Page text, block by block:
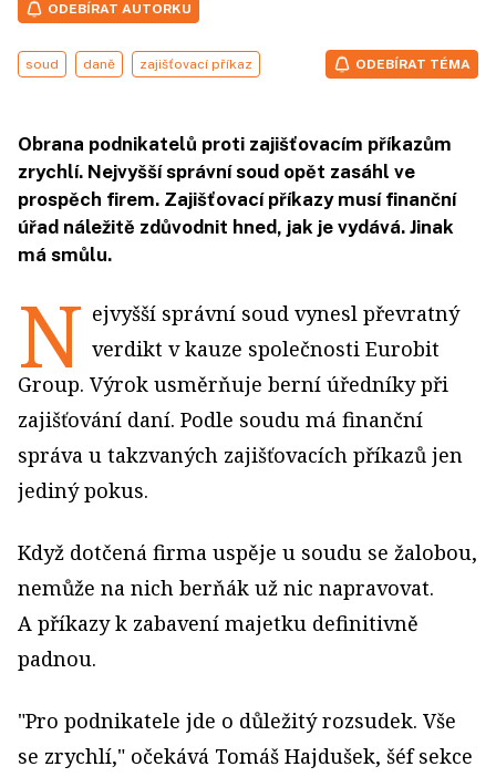
ODEBÍRAT AUTORKU
soud daně zajišťovací příkaz ODEBÍRAT TÉMA
Obrana podnikatelů proti zajišťovacím příkazům
zrychlí. Nejvyšší správní soud opět zasáhl ve
prospěch firem. Zajišťovací příkazy musí finanční
úřad náležitě zdůvodnit hned, jak je vydává. Jinak
má smůlu.
N ejvyšší správní soud vynesl převratný
verdikt v kauze společnosti Eurobit
Group. Výrok usměrňuje berní úředníky při
zajišťování daní. Podle soudu má finanční
správa u takzvaných zajišťovacích příkazů jen
jediný pokus.
Když dotčená firma uspěje u soudu se žalobou,
nemůže na nich berňák už nic napravovat.
A příkazy k zabavení majetku definitivně
padnou.
"Pro podnikatele jde o důležitý rozsudek. Vše
se zrychlí," očekává Tomáš Hajdušek, šéf sekce